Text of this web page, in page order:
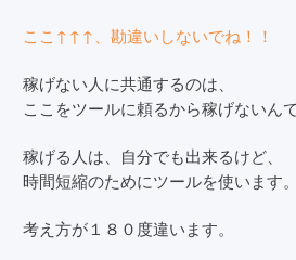
ここ↑↑↑、勘違いしないでね！！
稼げない人に共通するのは、
ここをツールに頼るから稼げないんで
稼げる人は、自分でも出来るけど、
時間短縮のためにツールを使います。
考え方が１８０度違います。